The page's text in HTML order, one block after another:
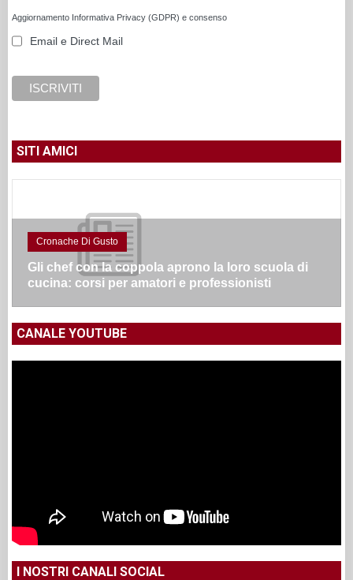
Aggiornamento Informativa Privacy (GDPR) e consenso
Email e Direct Mail
SITI AMICI
Cronache Di Gusto
Gli chef con la coppola aprono la loro scuola di
cucina: corsi per amatori e professionisti
CANALE YOUTUBE
I NOSTRI CANALI SOCIAL